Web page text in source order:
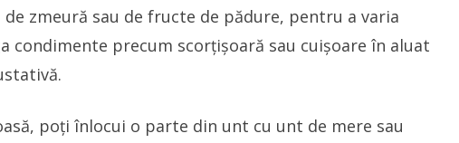
zmeură sau de fructe de pădure, pentru a varia
condimente precum scorțișoară sau cuișoare în aluat
poți înlocui o parte din unt cu unt de mere sau